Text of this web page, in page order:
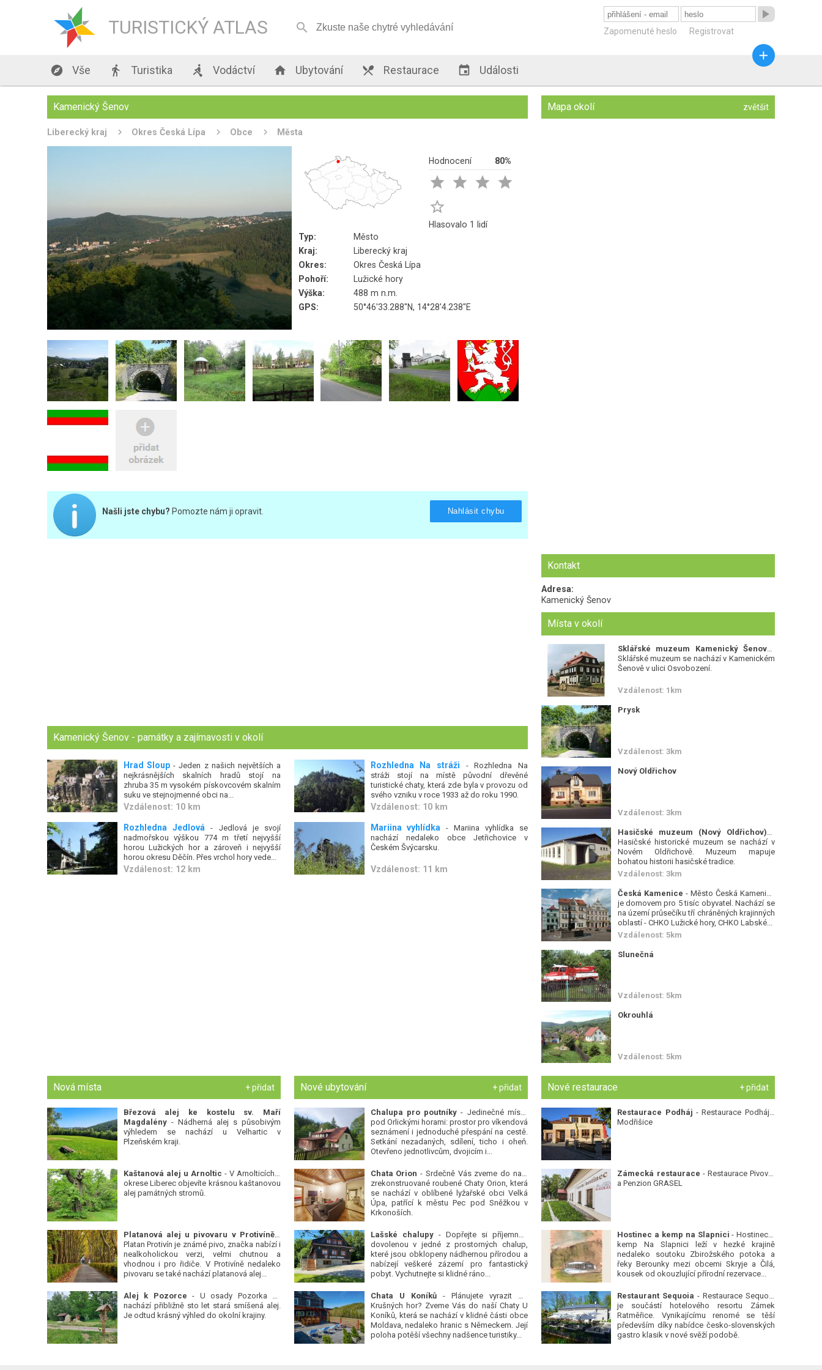
TURISTICKÝ ATLAS 

Zapomenuté heslo Registrovat
 Vše  Turistika  Vodáctví  Ubytování  Restaurace  Události

Kamenický Šenov
Liberecký kraj Okres Česká Lípa Obce Města
Hodnocení 80%
   

Hlasovalo 1 lidí
Typ:
Město
Kraj:
Liberecký kraj
Okres:
Okres Česká Lípa
Pohoří:
Lužické hory
Výška:
488 m n.m.
GPS:
50°46'33.288"N, 14°28'4.238"E
Našli jste chybu? Pomozte nám ji opravit. Nahlásit chybu
Kamenický Šenov - památky a zajímavosti v okolí
Hrad Sloup- Jeden z našich největších a
nejkrásnějších skalních hradů stojí na
zhruba 35 m vysokém pískovcovém skalním
suku ve stejnojmenné obci na...
Vzdálenost: 10 km
Rozhledna Na stráži - Rozhledna Na
stráži stojí na místě původní dřevěné
turistické chaty, která zde byla v provozu od
svého vzniku v roce 1933 až do roku 1990.
Vzdálenost: 10 km
Rozhledna Jedlová - Jedlová je svojí
nadmořskou výškou 774 m třetí nejvyšší
horou Lužických hor a zároveň i nejvyšší
horou okresu Děčín. Přes vrchol hory vede...
Vzdálenost: 12 km
Mariina vyhlídka - Mariina vyhlídka se
nachází nedaleko obce Jetřichovice v
Českém Švýcarsku.
Vzdálenost: 11 km
Mapa okolí zvětšit
Kontakt
Adresa:
Kamenický Šenov
Místa v okolí
Sklářské muzeum Kamenický Šenov
-
Sklářské muzeum se nachází v Kamenickém
Šenově v ulici Osvobození.
Vzdálenost: 1km
Prysk
Vzdálenost: 3km
Nový Oldřichov
Vzdálenost: 3km
Hasičské historické muzeum se nachází v
Novém Oldřichově. Muzeum mapuje
bohatou historii hasičské tradice.
Vzdálenost: 3km
Česká Kamenice - Město Česká Kamenice
je domovem pro 5 tisíc obyvatel. Nachází se
na území průsečíku tří chráněných krajinných
oblastí - CHKO Lužické hory, CHKO Labské...
Vzdálenost: 5km
Slunečná
Vzdálenost: 5km
Okrouhlá
Vzdálenost: 5km
Nová místa + přidat
Březová alej ke kostelu sv. Maří
Magdalény- Nádherná alej s působivým
výhledem se nachází u Velhartic v
Plzeňském kraji.
Kaštanová alej u Arnoltic - V Arnolticích v
okrese Liberec objevíte krásnou kaštanovou
alej památných stromů.
Platanová alej u pivovaru v Protivíně
-
Platan Protivín je známé pivo, značka nabízí i
nealkoholickou verzi, velmi chutnou a
vhodnou i pro řidiče. V Protivíně nedaleko
pivovaru se také nachází platanová alej...
Alej k Pozorce - U osady Pozorka se
nachází přibližně sto let stará smíšená alej.
Je odtud krásný výhled do okolní krajiny.
Nové ubytování + přidat
Chalupa pro poutníky - Jedinečné místo
pod Orlickými horami: prostor pro víkendová
seznámení i jednoduché přespání na cestě.
Setkání nezadaných, sdílení, ticho i oheň.
Otevřeno jednotlivcům, dvojicím i...
Chata Orion - Srdečně Vás zveme do naší
zrekonstruované roubené Chaty Orion, která
se nachází v oblíbené lyžařské obci Velká
Úpa, patřící k městu Pec pod Sněžkou v
Krkonoších.
Lašské chalupy- Dopřejte si příjemnou
dovolenou v jedné z prostorných chalup,
které jsou obklopeny nádhernou přírodou a
nabízejí veškeré zázemí pro fantastický
pobyt. Vychutnejte si klidné ráno...
Chata U Koníků- Plánujete vyrazit do
Krušných hor? Zveme Vás do naší Chaty U
Koníků, která se nachází v klidné části obce
Moldava, nedaleko hranic s Německem. Její
poloha potěší všechny nadšence turistiky...
Nové restaurace + přidat
Restaurace Podháj - Restaurace Podháj -
Modřišice
Zámecká restaurace - Restaurace Pivovar
a Penzion GRASEL
Hostinec a kemp na Slapnici - Hostinec a
kemp Na Slapnici leží v hezké krajině
nedaleko soutoku Zbirožského potoka a
řeky Berounky mezi obcemi Skryje a Čilá,
kousek od okouzlující přírodní rezervace...
Restaurant Sequoia - Restaurace Sequoia
je součástí hotelového resortu Zámek
Ratměřice. Vynikajícímu renomé se těší
především díky nabídce česko-slovenských
gastro klasik v nové svěží podobě.